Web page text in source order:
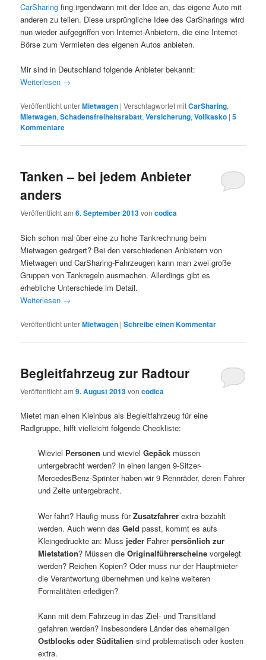
CarSharing fing irgendwann mit der Idee an, das eigene Auto mit
anderen zu teilen. Diese ursprüngliche Idee des CarSharings wird
nun wieder aufgegriffen von Internet-Anbietern, die eine Internet-
Börse zum Vermieten des eigenen Autos anbieten.
Mir sind in Deutschland folgende Anbieter bekannt:
Weiterlesen →
Veröffentlicht unterMietwagen |Verschlagwortet mitCarSharing,
Mietwagen,Schadensfreiheitsrabatt,Versicherung,Vollkasko |5
Kommentare
Tanken – bei jedem Anbieter
anders
Veröffentlicht am6. September 2013voncodica
Sich schon mal über eine zu hohe Tankrechnung beim
Mietwagen geärgert? Bei den verschiedenen Anbietern von
Mietwagen und CarSharing-Fahrzeugen kann man zwei große
Gruppen von Tankregeln ausmachen. Allerdings gibt es
erhebliche Unterschiede im Detail.
Weiterlesen →
Veröffentlicht unterMietwagen |Schreibe einen Kommentar
Begleitfahrzeug zur Radtour
Veröffentlicht am9. August 2013voncodica
Mietet man einen Kleinbus als Begleitfahrzeug für eine
Radlgruppe, hilft vielleicht folgende Checkliste:
Wieviel Personen und wievielGepäck müssen
untergebracht werden? In einen langen 9-Sitzer-
MercedesBenz-Sprinter haben wir 9 Rennräder, deren Fahrer
und Zelte untergebracht.
Wer fährt? Häufig muss fürZusatzfahrer extra bezahlt
werden. Auch wenn dasGeld passt, kommt es aufs
Kleingedruckte an: Muss jeder Fahrerpersönlich zur
Mietstation? Müssen dieOriginalführerscheine vorgelegt
werden? Reichen Kopien? Oder muss nur der Hauptmieter
die Verantwortung übernehmen und keine weiteren
Formalitäten erledigen?
Kann mit dem Fahrzeug in das Ziel- und Transitland
gefahren werden? Insbesondere Länder des ehemaligen
Ostblocks oder Süditalien sind problematisch oder kosten
extra.